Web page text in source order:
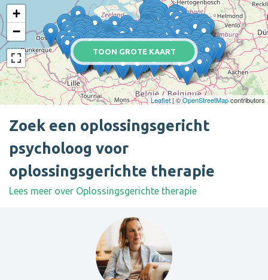
TOON GROTE KAART
+
−
Leaflet| ©OpenStreetMapcontributors
Zoek een oplossingsgericht
psycholoog voor
oplossingsgerichte therapie
Lees meer over Oplossingsgerichte therapie